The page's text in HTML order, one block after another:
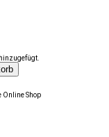
Online Shop